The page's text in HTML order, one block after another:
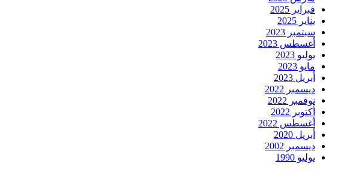
فبراير 2025
يناير 2025
سبتمبر 2023
أغسطس 2023
يوليو 2023
مايو 2023
أبريل 2023
ديسمبر 2022
نوفمبر 2022
أكتوبر 2022
أغسطس 2022
أبريل 2020
ديسمبر 2002
يوليو 1990